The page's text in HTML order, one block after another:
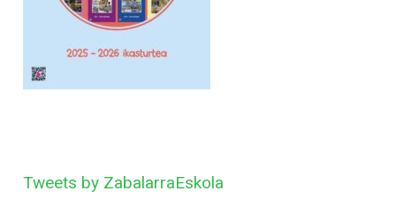
Tweets by ZabalarraEskola